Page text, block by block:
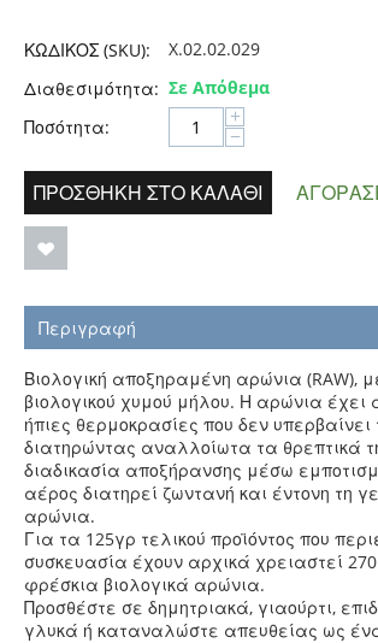
ΚΩΔΙΚΟΣ (SKU):
X.02.02.029
Διαθεσιμότητα: Σε Απόθεμα
Ποσότητα:
+
−
ΠΡΟΣΘΉΚΗ ΣΤΟ ΚΑΛΆΘΙ
Περιγραφή
Βιολογική αποξηραμένη αρώνια (RAW),
βιολογικού χυμού μήλου. Η αρώνια έχει
ήπιες θερμοκρασίες που δεν υπερβαίνει
διατηρώντας αναλλοίωτα τα θρεπτικά
διαδικασία αποξήρανσης μέσω
αέρος διατηρεί ζωντανή και έντονη τη
αρώνια.
Για τα 125γρ τελικού προϊόντος που
συσκευασία έχουν αρχικά χρειαστεί
φρέσκια βιολογικά αρώνια.
Προσθέστε σε δημητριακά, γιαούρτι,
γλυκά ή καταναλώστε απευθείας ως